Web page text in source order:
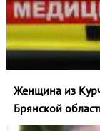
Женщина из
Брянской